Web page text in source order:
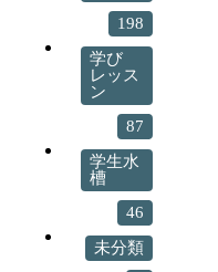
198
学び
レッス
ン
87
学生水
槽
46
未分類